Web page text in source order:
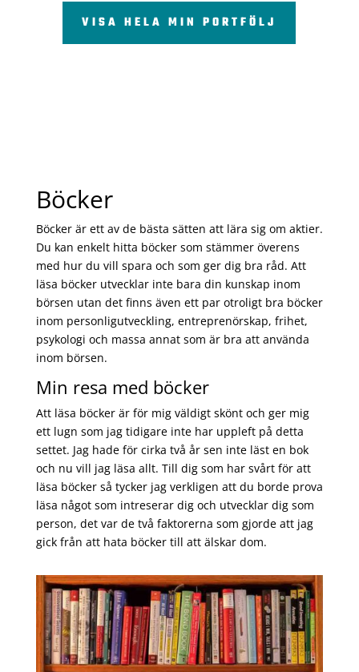
VISA HELA MIN PORTFÖLJ
Böcker
Böcker är ett av de bästa sätten att lära sig om aktier.
Du kan enkelt hitta böcker som stämmer överens
med hur du vill spara och som ger dig bra råd. Att
läsa böcker utvecklar inte bara din kunskap inom
börsen utan det finns även ett par otroligt bra böcker
inom personligutveckling, entreprenörskap, frihet,
psykologi och massa annat som är bra att använda
inom börsen.
Min resa med böcker
Att läsa böcker är för mig väldigt skönt och ger mig
ett lugn som jag tidigare inte har uppleft på detta
settet. Jag hade för cirka två år sen inte läst en bok
och nu vill jag läsa allt. Till dig som har svårt för att
läsa böcker så tycker jag verkligen att du borde prova
läsa något som intreserar dig och utvecklar dig som
person, det var de två faktorerna som gjorde att jag
gick från att hata böcker till att älskar dom.